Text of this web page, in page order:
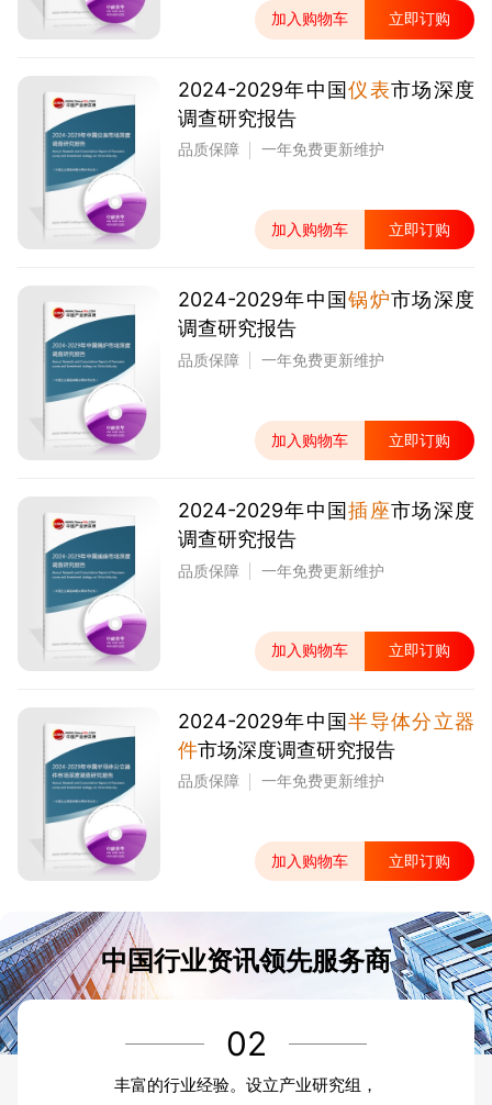
加入购物车 立即订购
2024-2029年中国仪表市场深度
调查研究报告
品质保障 一年免费更新维护
加入购物车 立即订购
2024-2029年中国锅炉市场深度
调查研究报告
品质保障 一年免费更新维护
加入购物车 立即订购
2024-2029年中国插座市场深度
调查研究报告
品质保障 一年免费更新维护
加入购物车 立即订购
2024-2029年中国半导体分立器
件市场深度调查研究报告
品质保障 一年免费更新维护
加入购物车 立即订购
中国行业资讯领先服务商
02
丰富的行业经验。设立产业研究组，